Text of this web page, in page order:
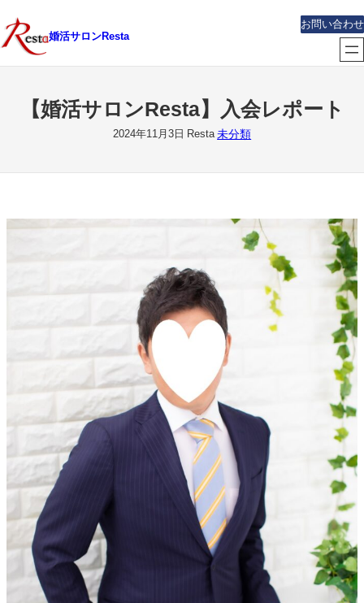
内
容
婚活サロンResta
お問い合わせ
【婚活サロンResta】入会レポート
2024年11月3日 Resta 未分類